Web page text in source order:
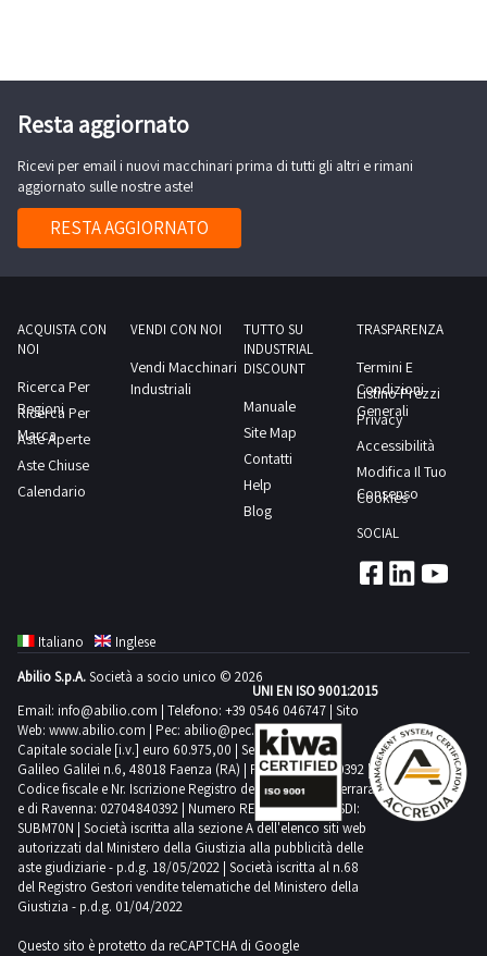
2000.Motore
diesel
4
tempi,
6
cilindri,
500KW,
circa
ore
Resta aggiornato
Ricevi per email i nuovi macchinari prima di tutti gli altri e rimani
aggiornato sulle nostre aste!
RESTA AGGIORNATO
ACQUISTA CON
NOI
Ricerca Per
Regioni
Ricerca Per
Marca
Aste Aperte
Aste Chiuse
Calendario
VENDI CON NOI
Vendi Macchinari
Industriali
TUTTO SU
INDUSTRIAL
DISCOUNT
Manuale
Site Map
Contatti
Help
Blog
TRASPARENZA
Termini E
Condizioni
Generali
Listino Prezzi
Privacy
Accessibilità
Modifica Il Tuo
Consenso
Cookies
SOCIAL
Italiano
Inglese
Abilio S.p.A.Società a socio unico © 2026
Email: info@abilio.com | Telefono: +39 0546 046747 | Sito
Web: www.abilio.com | Pec: abilio@pec.illimity.com
Capitale sociale [i.v.] euro 60.975,00 | Sede legale in Via
Galileo Galilei n.6, 48018 Faenza (RA) | P.IVA: 02704840392 |
Codice fiscale e Nr. Iscrizione Registro delle Imprese di Ferrara
e di Ravenna: 02704840392 | Numero REA RA 224830 | SDI:
SUBM70N | Società iscritta alla sezione A dell'elenco siti web
autorizzati dal Ministero della Giustizia alla pubblicità delle
aste giudiziarie - p.d.g. 18/05/2022 | Società iscritta al n.68
del Registro Gestori vendite telematiche del Ministero della
Giustizia - p.d.g. 01/04/2022
Questo sito è protetto da reCAPTCHA di Google
UNI EN ISO 9001:2015